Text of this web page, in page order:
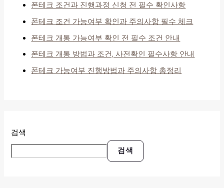
폰테크 조건과 진행과정 신청 전 필수 확인사항
폰테크 조건 가능여부 확인과 주의사항 필수 체크
폰테크 개통 가능여부 확인 전 필수 조건 안내
폰테크 개통 방법과 조건, 사전확인 필수사항 안내
폰테크 가능여부 진행방법과 주의사항 총정리
검색
검색